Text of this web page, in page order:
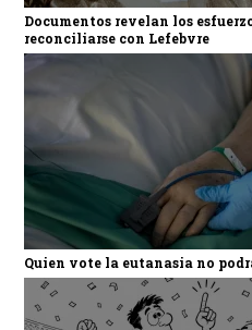
Documentos revelan los
reconciliarse con Lefebvre
Quien vote la eutanasia no